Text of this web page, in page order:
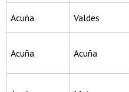
Acuña Valdes
Acuña Acuña